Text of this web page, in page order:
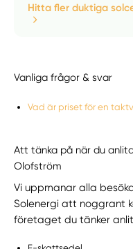
Hitta fler duktiga
Vanliga frågor & svar
Vad är priset för en
Att tänka på när du
Olofström
Vi uppmanar alla
Solenergi att noggrant
företaget du tänker